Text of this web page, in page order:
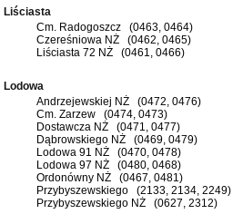
Liściasta
Cm. Radogoszcz (0463, 0464)
Czereśniowa NŻ (0462, 0465)
Liściasta 72 NŻ (0461, 0466)
Lodowa
Andrzejewskiej NŻ (0472, 0476)
Cm. Zarzew (0474, 0473)
Dostawcza NŻ (0471, 0477)
Dąbrowskiego NŻ (0469, 0479)
Lodowa 91 NŻ (0470, 0478)
Lodowa 97 NŻ (0480, 0468)
Ordonówny NŻ (0467, 0481)
Przybyszewskiego (2133, 2134, 2249)
Przybyszewskiego NŻ (0627, 2312)